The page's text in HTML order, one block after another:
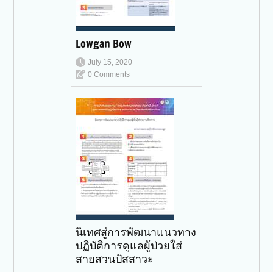
Lowgan Bow
July 15, 2020
0 Comments
นิเทศสู่การพัฒนาแนวทาง
ปฏิบัติการดูแลผู้ป่วยใส่
สายสวนปัสสาวะ